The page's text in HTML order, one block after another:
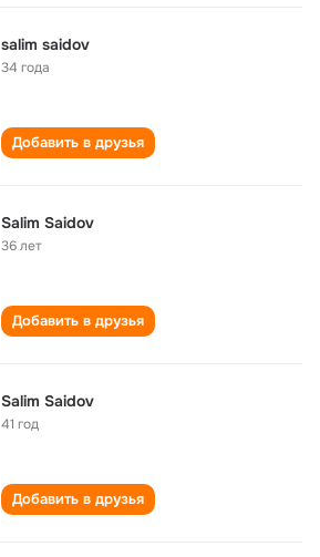
salim saidov
34 года
Добавить в друзья
Salim Saidov
36 лет
Добавить в друзья
Salim Saidov
41 год
Добавить в друзья